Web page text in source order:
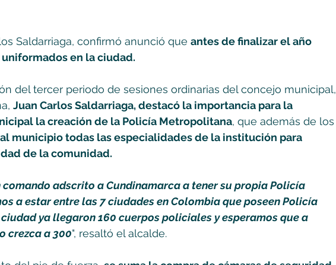
Saldarriaga, confirmó anunció que antes de finalizar el año
en la ciudad.
del tercer periodo de sesiones ordinarias del concejo municipal,
Juan Carlos Saldarriaga, destacó la importancia para la
la creación de la Policía Metropolitana, que además de los
municipio todas las especialidades de la institución para
de la comunidad.
comando adscrito a Cundinamarca a tener su propia Policía
a estar entre las 7 ciudades en Colombia que poseen Policía
ya llegaron 160 cuerpos policiales y esperamos que a
crezca a 300", resaltó el alcalde.